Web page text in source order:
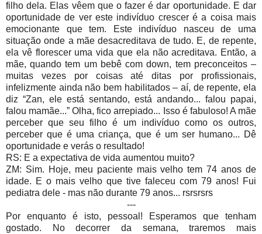
filho dela. Elas vêem que o fazer é dar oportunidade. E dar
oportunidade de ver este indivíduo crescer é a coisa mais
emocionante que tem. Este indivíduo nasceu de uma
situação onde a mãe desacreditava de tudo. E, de repente,
ela vê florescer uma vida que ela não acreditava. Então, a
mãe, quando tem um bebê com down, tem preconceitos –
muitas vezes por coisas até ditas por profissionais,
infelizmente ainda não bem habilitados – aí, de repente, ela
diz “Zan, ele está sentando, está andando... falou papai,
falou mamãe...” Olha, fico arrepiado... Isso é fabuloso! A mãe
perceber que seu filho é um indivíduo como os outros,
perceber que é uma criança, que é um ser humano... Dê
oportunidade e verás o resultado!
RS: E a expectativa de vida aumentou muito?
ZM: Sim. Hoje, meu paciente mais velho tem 74 anos de
idade. E o mais velho que tive faleceu com 79 anos! Fui
pediatra dele - mas não durante 79 anos... rsrsrsrs
---
Por enquanto é isto, pessoal! Esperamos que tenham
gostado. No decorrer da semana, traremos mais